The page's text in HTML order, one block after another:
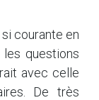
courante en
questions
avec celle
De très